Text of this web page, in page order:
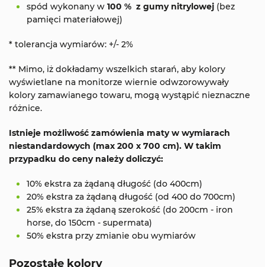
spód wykonany w 100 % z gumy nitrylowej (bez
pamięci materiałowej)
* tolerancja wymiarów: +/- 2%
** Mimo, iż dokładamy wszelkich starań, aby kolory
wyświetlane na monitorze wiernie odwzorowywały
kolory zamawianego towaru, mogą wystąpić nieznaczne
różnice.
Istnieje możliwość zamówienia maty w wymiarach
niestandardowych (max 200 x 700 cm). W takim
przypadku do ceny należy doliczyć:
10% ekstra za żądaną długość (do 400cm)
20% ekstra za żądaną długość (od 400 do 700cm)
25% ekstra za żądaną szerokość (do 200cm - iron
horse, do 150cm - supermata)
50% ekstra przy zmianie obu wymiarów
Pozostałe kolory